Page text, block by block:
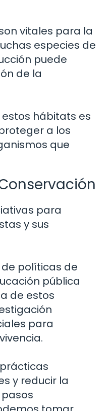
vitales para la
especies de
puede
de la
hábitats es
a los
que
para
y sus
políticas de
pública
de estos
para
y reducir la